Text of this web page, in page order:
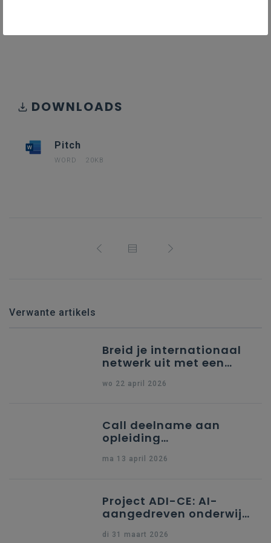
DOWNLOADS
Pitch
WORD 20KB
Verwante artikels
Breid je internationaal
netwerk uit met een
wo 22 april 2026
Call deelname aan
opleiding
indiening Erasmus+ KA1
ma 13 april 2026
Project ADI-CE: AI-
aangedreven onderwijs
di 31 maart 2026